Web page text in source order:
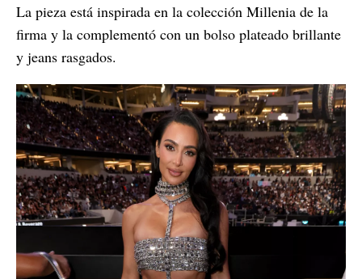
La pieza está inspirada en la colección Millenia de la
firma y la complementó con un bolso plateado brillante
y jeans rasgados.